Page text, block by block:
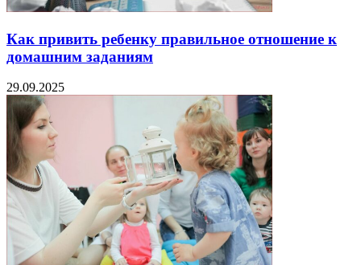
Как привить ребенку правильное отношение к
домашним заданиям
29.09.2025